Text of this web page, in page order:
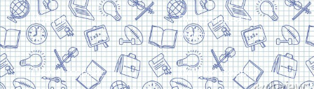
Контакти
Повернення та
обмін
Скачати прайс Договір оферти